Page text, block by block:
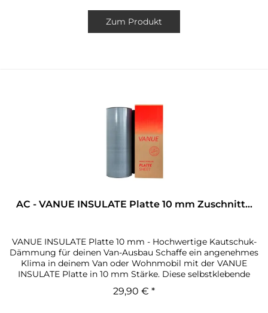
Zum Produkt
AC - VANUE INSULATE Platte 10 mm Zuschnitt...
VANUE INSULATE Platte 10 mm - Hochwertige Kautschuk-
Dämmung für deinen Van-Ausbau Schaffe ein angenehmes
Klima in deinem Van oder Wohnmobil mit der VANUE
INSULATE Platte in 10 mm Stärke. Diese selbstklebende
Dämmplatte ist speziell für...
29,90 € *